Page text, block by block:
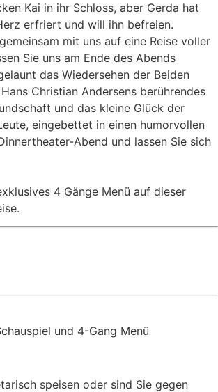
Kai in ihr Schloss, aber Gerda hat
erfriert und will ihn befreien.
mit uns auf eine Reise voller
Sie uns am Ende des Abends
das Wiedersehen der Beiden
Christian Andersens berührendes
und das kleine Glück der
eingebettet in einen humorvollen
Abend und lassen Sie sich
4 Gänge Menü auf dieser
und 4-Gang Menü
speisen oder sind Sie gegen